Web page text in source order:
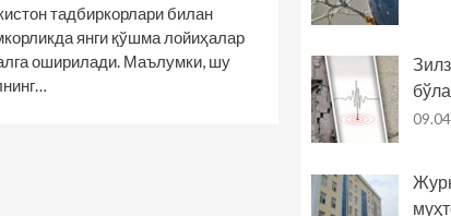
тадбиркорлари билан
янги қўшма лойиҳалар
оширилади. Маълумки, шу